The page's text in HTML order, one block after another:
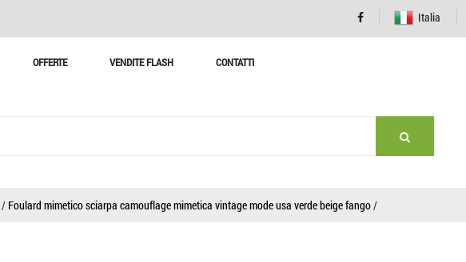
Italia
OFFERTE VENDITE FLASH CONTATTI
/ Foulard mimetico sciarpa camouflage mimetica vintage mode usa verde beige fango/